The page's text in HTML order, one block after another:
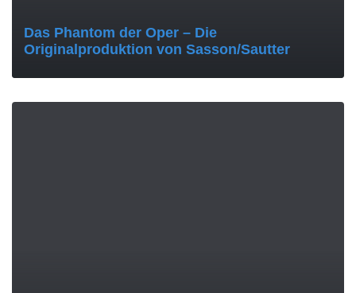
Das Phantom der Oper – Die
Originalproduktion von Sasson/Sautter